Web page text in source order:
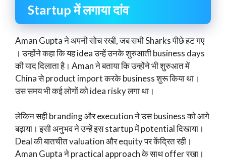
Startup में लगाया दांव
Aman Gupta ने अपनी सोच रखी, जब सभी Sharks पीछे हट गए
। उन्होंने कहा कि यह idea उन्हें उनके शुरुआती business days
की याद दिलाता है। Aman ने बताया कि उन्होंने भी शुरुआत में
China से product import करके business शुरू किया था।
उस समय भी कई लोगों को idea risky लगा था।
लेकिन सही branding और execution ने उस business को आगे
बढ़ाया। इसी अनुभव ने उन्हें इस startup में potential दिखाया।
Deal की बातचीत valuation और equity पर केंद्रित रही।
Aman Gupta ने practical approach के साथ offer रखा।